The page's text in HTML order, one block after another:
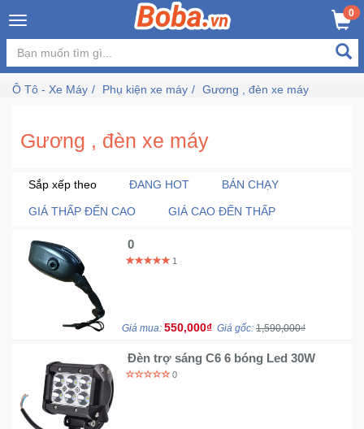
×
Đăng
nhập
Đang
Khuyến
Mãi
0
Ô Tô - Xe Máy Phụ kiện xe máy Gương , đèn xe máy
Gương , đèn xe máy
Sắp xếp theo ĐANG HOT BÁN CHẠY
GIÁ THẤP ĐẾN CAO GIÁ CAO ĐẾN THẤP
0
1
Giá mua: 550,000₫ Giá gốc: 1,590,000₫
Đèn trợ sáng C6 6 bóng Led 30W
0